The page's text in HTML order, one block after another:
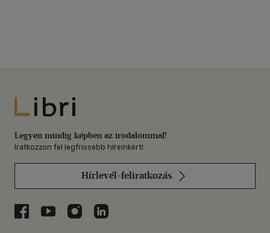
Libri
Legyen mindig képben az irodalommal!
Iratkozzon fel legfrissebb híreinkért!
Hírlevél-feliratkozás
Libri a Facebookon
Libri a Youtube-on
Libri az Instagramon
Libri a LinkedInen